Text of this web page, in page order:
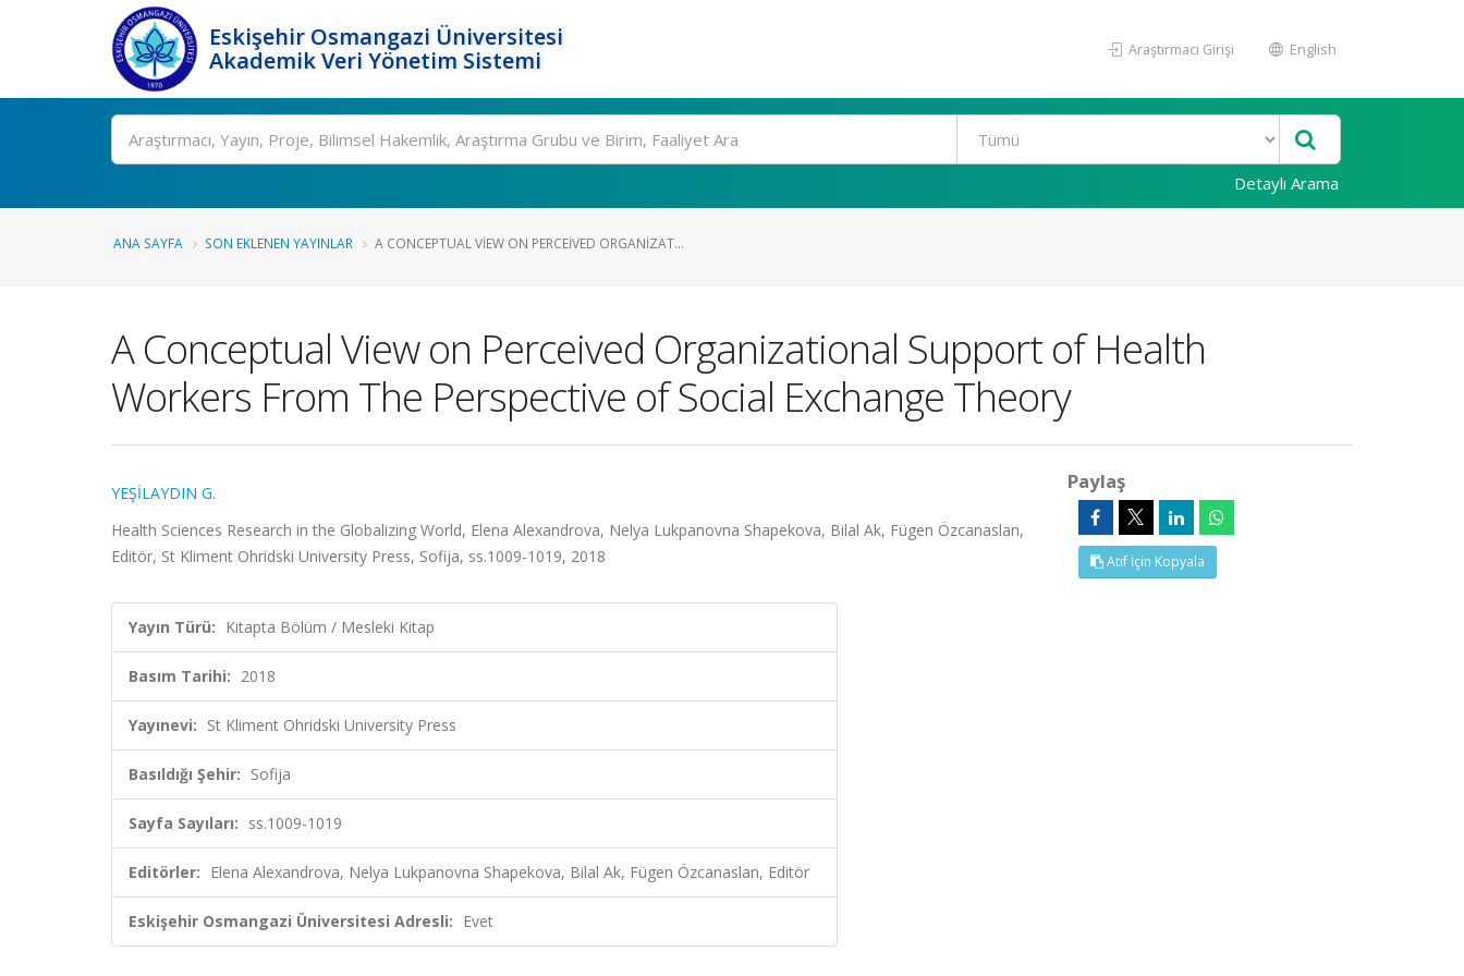
Eskişehir Osmangazi Üniversitesi
Akademik Veri Yönetim Sistemi
Araştırmacı Girişi English
Ara
Detaylı Arama
ANA SAYFA SON EKLENEN YAYINLAR A CONCEPTUAL VIEW ON PERCEIVED ORGANIZAT...
A Conceptual View on Perceived Organizational Support of Health
Workers From The Perspective of Social Exchange Theory
YEŞİLAYDIN G.
Health Sciences Research in the Globalizing World, Elena Alexandrova, Nelya Lukpanovna Shapekova, Bilal Ak, Fügen Özcanaslan,
Editör, St Kliment Ohridski University Press, Sofija, ss.1009-1019, 2018
Yayın Türü: Kitapta Bölüm / Mesleki Kitap
Basım Tarihi: 2018
Yayınevi: St Kliment Ohridski University Press
Basıldığı Şehir: Sofija
Sayfa Sayıları: ss.1009-1019
Editörler: Elena Alexandrova, Nelya Lukpanovna Shapekova, Bilal Ak, Fügen Özcanaslan, Editör
Eskişehir Osmangazi Üniversitesi Adresli: Evet
Paylaş
Atıf İçin Kopyala